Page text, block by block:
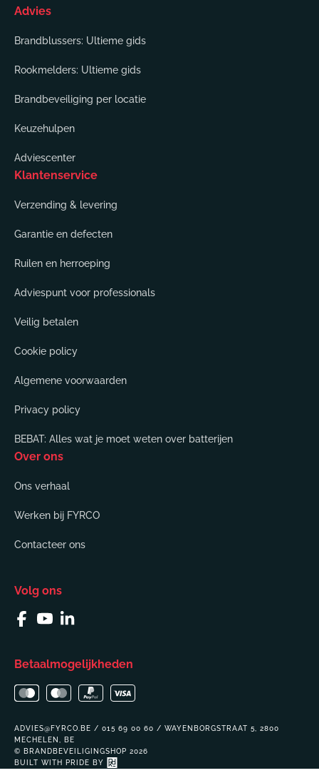
Advies
Brandblussers: Ultieme gids
Rookmelders: Ultieme gids
Brandbeveiliging per locatie
Keuzehulpen
Adviescenter
Klantenservice
Verzending & levering
Garantie en defecten
Ruilen en herroeping
Adviespunt voor professionals
Veilig betalen
Cookie policy
Algemene voorwaarden
Privacy policy
BEBAT: Alles wat je moet weten over batterijen
Over ons
Ons verhaal
Werken bij FYRCO
Contacteer ons
Volg ons
Facebook
YouTubeLinkedin
Betaalmogelijkheden
ADVIES@FYRCO.BE / 015 69 00 60 / WAYENBORGSTRAAT 5, 2800
MECHELEN, BE
© BRANDBEVEILIGINGSHOP 2026
BUILT WITH PRIDE BY